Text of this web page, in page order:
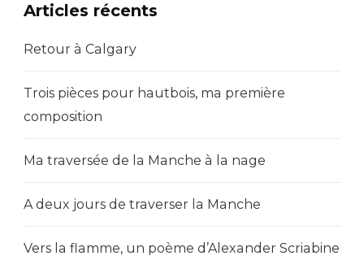
Articles récents
Retour à Calgary
Trois pièces pour hautbois, ma première
composition
Ma traversée de la Manche à la nage
A deux jours de traverser la Manche
Vers la flamme, un poème d’Alexander Scriabine